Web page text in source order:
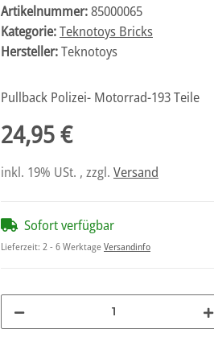
Artikelnummer:85000065
Kategorie:Teknotoys Bricks
Hersteller:Teknotoys
Pullback Polizei- Motorrad-193 Teile
24,95 €
inkl. 19% USt. , zzgl. Versand
Sofort verfügbar
Lieferzeit: 2 - 6 WerktageVersandinfo